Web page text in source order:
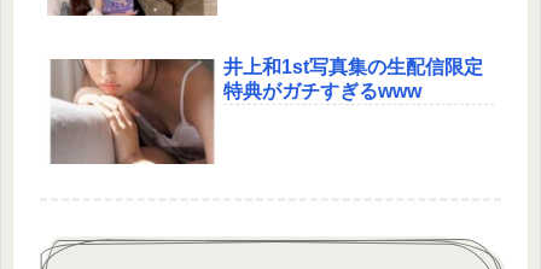
井上和1st写真集の生配信限定
特典がガチすぎるwww